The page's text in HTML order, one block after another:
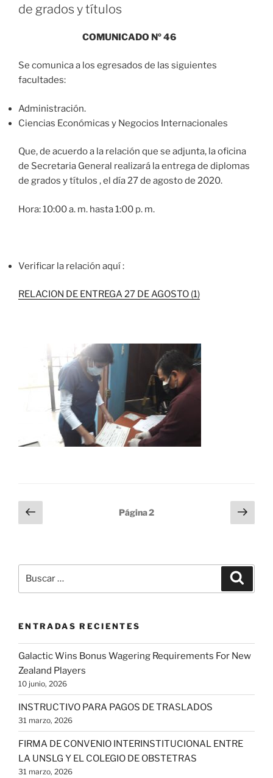
de grados y títulos
COMUNICADO Nº 46
Se comunica a los egresados de las siguientes
facultades:
Administración.
Ciencias Económicas y Negocios Internacionales
Que, de acuerdo a la relación que se adjunta, la oficina
de Secretaria General realizará la entrega de diplomas
de grados y títulos , el día 27 de agosto de 2020.
Hora: 10:00 a. m. hasta 1:00 p. m.
Verificar la relación aquí :
RELACION DE ENTREGA 27 DE AGOSTO (1)
Paginación
de
Página
anterior
Página2
por:
ENTRADAS RECIENTES
Galactic Wins Bonus Wagering Requirements For New
Zealand Players
10 junio, 2026
INSTRUCTIVO PARA PAGOS DE TRASLADOS
31 marzo, 2026
FIRMA DE CONVENIO INTERINSTITUCIONAL ENTRE
LA UNSLG Y EL COLEGIO DE OBSTETRAS
31 marzo, 2026